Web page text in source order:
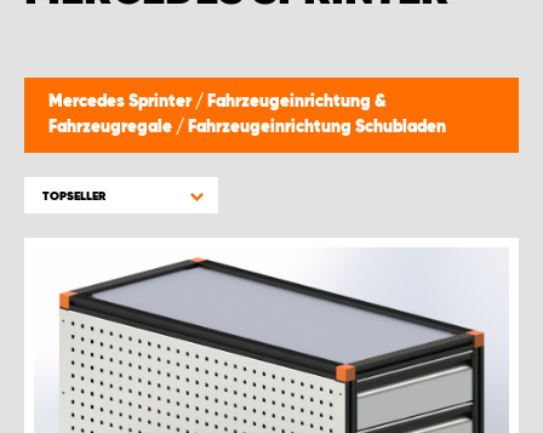
Mercedes Sprinter / Fahrzeugeinrichtung &
Fahrzeugregale / Fahrzeugeinrichtung Schubladen
TOPSELLER
WORK SYSTEM GERA
WORK SYSTEM HAMBURG
WORK SYSTEM LUDWIGSHAFEN
WORK SYSTEM MAGDEBURG
WORK SYSTEM MÜNCHEN
WORK SYSTEM OSNABRÜCK